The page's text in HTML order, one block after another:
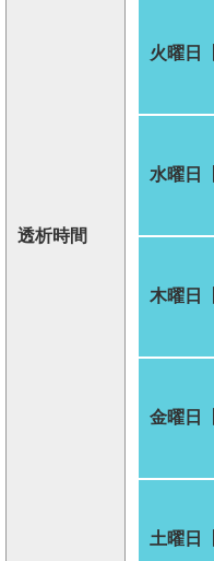
透析時間
火曜日
水曜日
木曜日
金曜日
土曜日